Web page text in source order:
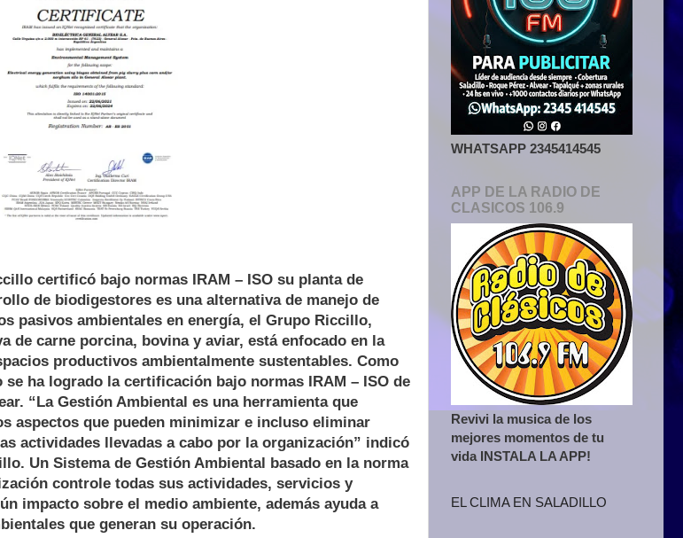
certificó bajo normas IRAM – ISO su planta de
de biodigestores es una alternativa de manejo de
pasivos ambientales en energía, el Grupo Riccillo,
de carne porcina, bovina y aviar, está enfocado en la
productivos ambientalmente sustentables. Como
ha logrado la certificación bajo normas IRAM – ISO de
“La Gestión Ambiental es una herramienta que
aspectos que pueden minimizar e incluso eliminar
actividades llevadas a cabo por la organización” indicó
Un Sistema de Gestión Ambiental basado en la norma
controle todas sus actividades, servicios y
impacto sobre el medio ambiente, además ayuda a
que generan su operación.
WHATSAPP 2345414545
APP DE LA RADIO DE
CLASICOS 106.9
Revivi la musica de los
mejores momentos de tu
vida INSTALA LA APP!
EL CLIMA EN SALADILLO